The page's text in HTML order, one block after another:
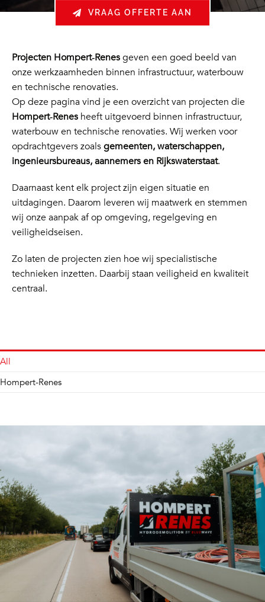
VRAAG OFFERTE AAN
Projecten Hompert‑Renesgeven een goed beeld van
onze werkzaamheden binnen infrastructuur, waterbouw
en technische renovaties.
Op deze pagina vind je een overzicht van projecten die
Hompert‑Renesheeft uitgevoerd binnen infrastructuur,
waterbouw en technische renovaties. Wij werken voor
opdrachtgevers zoalsgemeenten, waterschappen,
ingenieursbureaus, aannemers en Rijkswaterstaat.
Daarnaast kent elk project zijn eigen situatie en
uitdagingen. Daarom leveren wij maatwerk en stemmen
wij onze aanpak af op omgeving, regelgeving en
veiligheidseisen.
Zo laten de projecten zien hoe wij specialistische
technieken inzetten. Daarbij staan veiligheid en kwaliteit
centraal.
All
Hompert-Renes